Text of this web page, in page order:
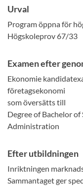
Urval
Program öppna för
Högskoleprov 67/33
Examen efter
Ekonomie
företagsekonomi
som översätts till
Degree of Bachelor
Administration
Efter utbildningen
Inriktningen
Sammantaget ger